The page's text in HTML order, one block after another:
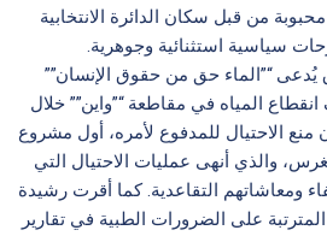
من قبل سكان الدائرة الانتخابية
سياسية استثنائية وجوهرية.
“”الماء حق من حقوق الإنسان””
لوقف انقطاع المياه في مقاطعة “”واين”” خلال
ويعد قانون منع الاحتيال للمدفوع لأمره، أول مشروع
والذي أنهى عمليات الاحتيال التي
ومعاشاتهم التقاعدية. كما أقرت رشيدة
على الضرورات الطبية في تقارير